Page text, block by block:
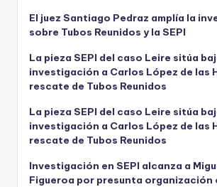
El juez Santiago Pedraz amplía la
sobre Tubos Reunidos y la SEPI
La pieza SEPI del caso Leire sitúa
investigación a Carlos López de las
rescate de Tubos Reunidos
La pieza SEPI del caso Leire sitúa
investigación a Carlos López de las
rescate de Tubos Reunidos
Investigación en SEPI alcanza a
Figueroa por presunta organización